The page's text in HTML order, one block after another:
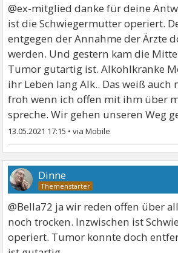
@ex-mitglied danke für deine
ist die Schwiegermutter operiert.
entgegen der Annahme der Ärzte
werden. Und gestern kam die
Tumor gutartig ist. Alkohlkranke
ihr Leben lang Alk.. Das weiß auch
froh wenn ich offen mit ihm über
spreche. Wir gehen unseren Weg
13.05.2021 17:15 •
Dinne
@Bella72 ja wir reden offen über
noch trocken. Inzwischen ist
operiert. Tumor konnte doch